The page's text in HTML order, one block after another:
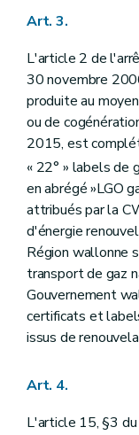
Art. 3.
L'article 2 de
30 novembre
produite au
ou de
2015, est
« 22° » labels de
en abrégé »LGO
attribués par la
d'énergie
Région wallonne
transport de gaz
Gouvernement
certificats et
issus de
Art. 4.
L'article 15, §3